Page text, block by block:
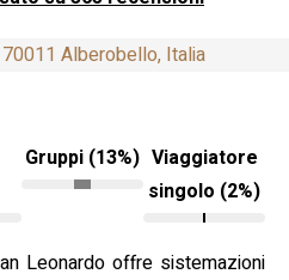
Alberobello, Italia
Gruppi (13%) Viaggiatore
singolo (2%)
Leonardo offre sistemazioni